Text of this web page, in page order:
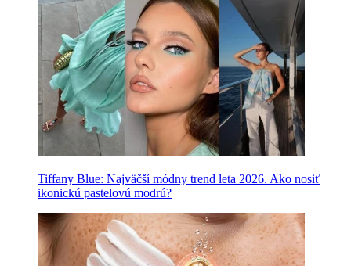
Tiffany Blue: Najväčší módny trend leta 2026. Ako nosiť
ikonickú pastelovú modrú?